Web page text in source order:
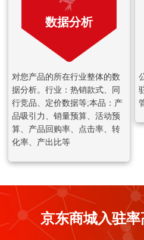
数据分析
对您产品的所在行业整体的数
据分析。行业：热销款式、同
行竞品、定价数据等;本品：产
品吸引力、销量预算、活动预
算、产品回购率、点击率、转
化率、产出比等
京东商城入驻率